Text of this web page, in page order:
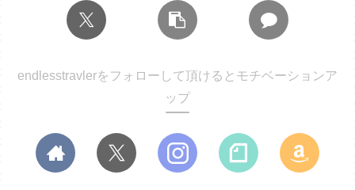
endlesstravlerをフォローして頂けるとモチベーションア
ップ